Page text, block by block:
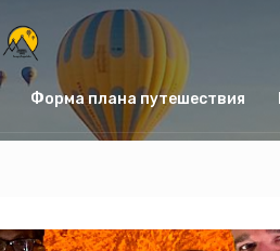
Форма плана путешествия